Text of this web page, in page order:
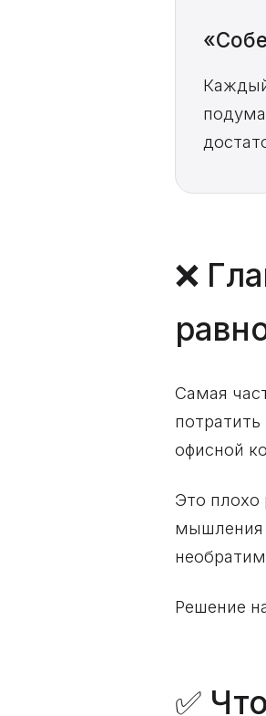
❌
Самая
офисной
Это плохо
мышления
Решение
✅